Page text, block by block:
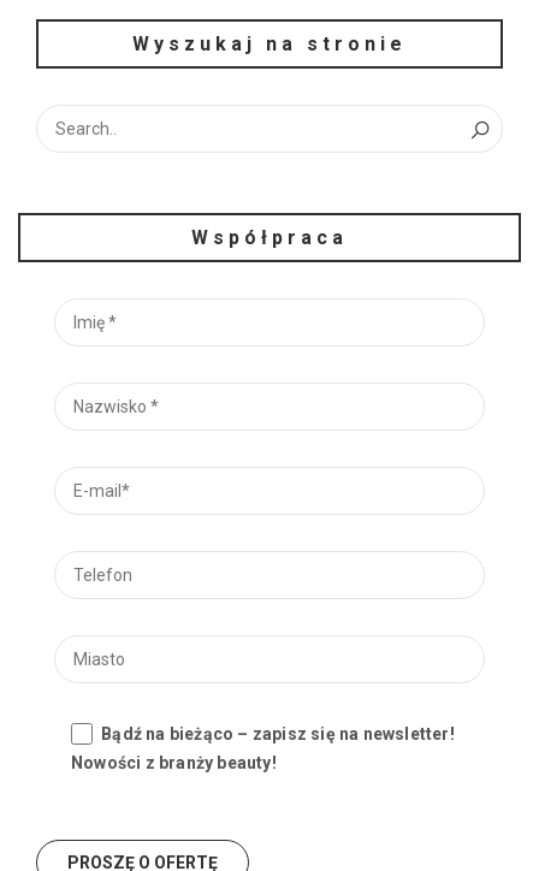
Wyszukaj na stronie
Współpraca
Bądź na bieżąco – zapisz się na newsletter!
Nowości z branży beauty!